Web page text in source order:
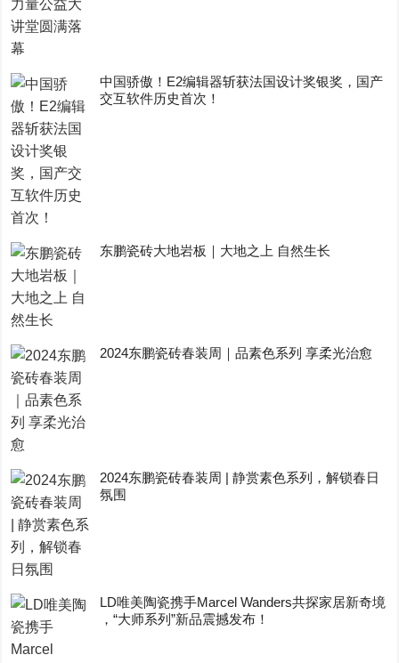
中国骄傲！E2编辑器斩获法国设计奖银奖，国产
交互软件历史首次！
东鹏瓷砖大地岩板｜大地之上 自然生长
2024东鹏瓷砖春装周｜品素色系列 享柔光治愈
2024东鹏瓷砖春装周 | 静赏素色系列，解锁春日
氛围
LD唯美陶瓷携手Marcel Wanders共探家居新奇境
，“大师系列”新品震撼发布！